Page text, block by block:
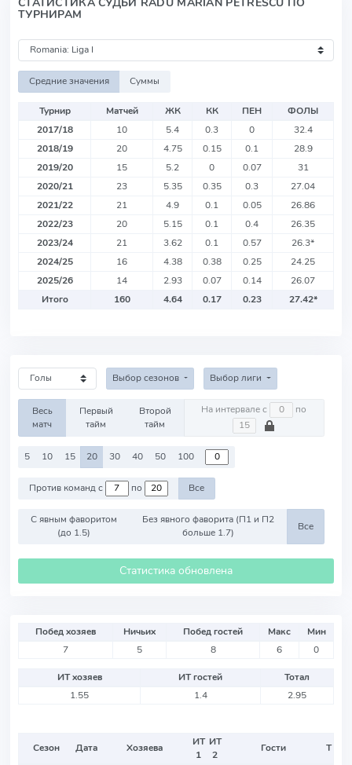
ТУРНИРАМ
Средние значения Суммы
Турнир Матчей ЖК КК ПЕН
ФОЛЫ
2017/18
10 5.4 0.3 0
32.4
2018/19
20 4.75 0.15 0.1
28.9
2019/20
15 5.2 0 0.07
31
2020/21
23 5.35 0.35 0.3
27.04
2021/22
21 4.9 0.1 0.05
26.86
2022/23
20 5.15 0.1 0.4
26.35
2023/24
21 3.62 0.1 0.57 26.3*
2024/25
16 4.38 0.38 0.25
24.25
2025/26
14 2.93 0.07 0.14
26.07
Итого
160 4.64 0.17 0.23 27.42*
Выбор сезонов Выбор лиги
Весь
матч
Первый
тайм
Второй
тайм
На интервале с по
5 10 15 20 30 40 50 100
Против команд с по Все
С явным фаворитом
(до 1.5)
Без явного фаворита (П1 и П2
больше 1.7)
Все
Статистика обновлена
Побед хозяев Ничьих Побед гостей Макс
Мин
7
5 8 6 0
ИТ хозяев ИТ гостей
Тотал
1.55
1.4 2.95
Сезон Дата Хозяева
ИТ
1
ИТ
2
Гости Т